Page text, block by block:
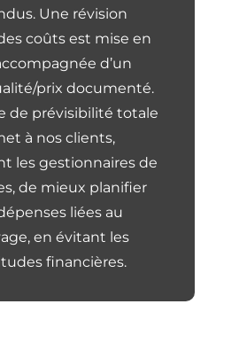
Une révision
coûts est mise en
d’un
prix documenté.
de prévisibilité totale
à nos clients,
les gestionnaires de
de mieux planifier
liées au
en évitant les
financières.